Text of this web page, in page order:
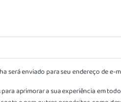
será enviado para seu endereço de e-
aprimorar a sua experiência em